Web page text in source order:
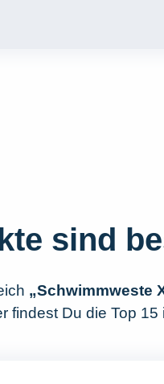
sind
„Schwimmweste
findest Du die Top 15